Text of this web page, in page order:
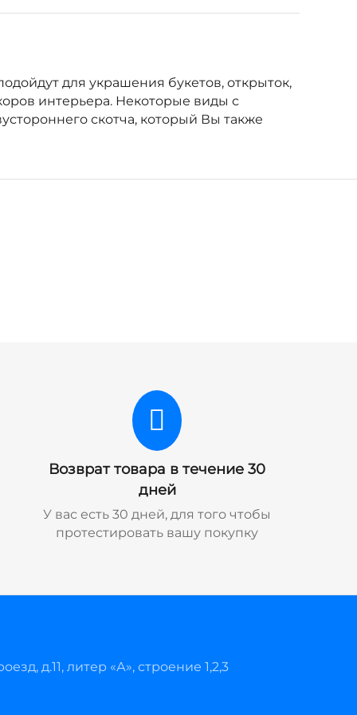
для украшения букетов, открыток,
интерьера. Некоторые виды с
скотча, который Вы также
Возврат товара в течение 30
дней
У вас есть 30 дней, для того чтобы
протестировать вашу покупку
д.11, литер «А», строение 1,2,3